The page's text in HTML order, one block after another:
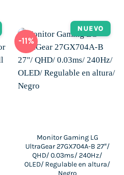
-11%
NUEVO
Monitor Gaming LG
UltraGear 27GX704A-B 27″/
QHD/ 0.03ms/ 240Hz/
OLED/ Regulable en altura/